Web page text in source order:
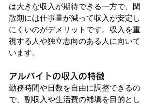
は大きな収入が期待できる一方で、閑
散期には仕事量が減って収入が安定し
にくいのがデメリットです。収入を重
視する人や独立志向のある人に向いて
います。
アルバイトの収入の特徴
勤務時間や日数を自由に調整できるの
で、副収入や生活費の補填を目的とし